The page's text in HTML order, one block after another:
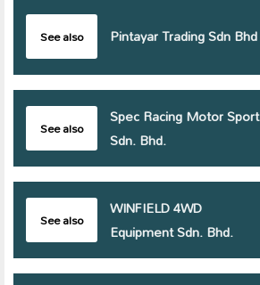
See also Pintayar Trading Sdn Bhd
See also
Spec Racing Motor Sport
Sdn. Bhd.
See also
WINFIELD 4WD
Equipment Sdn. Bhd.